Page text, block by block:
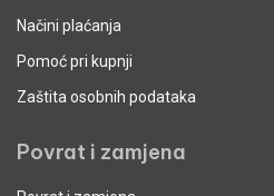
Načini plaćanja
Pomoć pri kupnji
Zaštita osobnih podataka
Povrat i zamjena